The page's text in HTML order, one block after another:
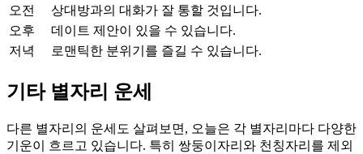
오전
상대방과의 대화가 잘 통할 것입니다.
오후
데이트 제안이 있을 수 있습니다.
저녁
로맨틱한 분위기를 즐길 수 있습니다.
기타 별자리 운세
다른 별자리의 운세도 살펴보면, 오늘은 각 별자리마다 다양한
기운이 흐르고 있습니다. 특히 쌍둥이자리와 천칭자리를 제외